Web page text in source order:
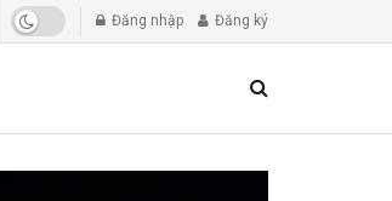
Đăng nhập Đăng ký